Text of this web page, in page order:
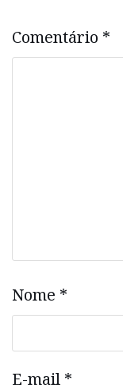
Comentário *
Nome *
E-mail *